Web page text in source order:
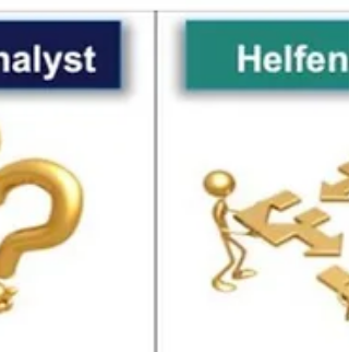
welche Symptome typisch sind und wie
frühzeitig gegensteuern können – für
Klarheit, Selbstführung und innere